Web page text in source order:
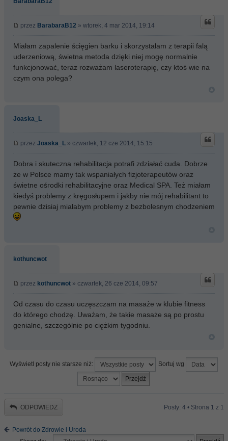
przez BarabaraB12 » wtorek, 4 mar 2014, 19:14
Miałam zapalenie ścięgien barku i skorzystałam z terapii falą
uderzeniową, świetna metoda dzięki niej mogę normalnie
funkcjonować, teraz rozważam laseroterapię, czy ktoś wie na
czym ona polega?
Joaska_L
przez Joaska_L » czwartek, 12 cze 2014, 15:15
Dobra i skuteczna rehabilitacja potrafi zdziałać cuda. Dobrze
że w Polsce mamy tak wspaniałych fizjoterapeutów oraz
świetne ośrodki rehabilitacyjne oraz Medical SPA. Też miałam
kiedyś problemy z kręgosłupem i jakby nie mój rehabilitant to
pewnie dzisiaj miałabym problemy z bezbolesnym chodzeniem
kothuncwot
przez kothuncwot » czwartek, 26 cze 2014, 09:57
Od czasu do czasu uczęszczam na masaże w klubie fitness
do którego chodzę. Uważam, że takie masaże są po prostu
genialne, szczególnie po ciężkim tygodniu.
Wyświetl posty nie starsze niż: Sortuj wg
ODPOWIEDZ Posty: 4 • Strona 1 z 1
Powrót do Zdrowie i Uroda